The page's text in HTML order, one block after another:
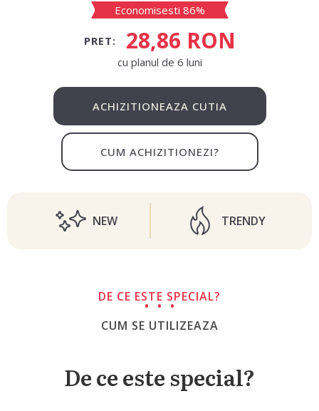
Economisesti 86%
PRET: 28,86 RON
сu planul de 6 luni
ACHIZITIONEAZA CUTIA
CUM ACHIZITIONEZI?
NEW TRENDY
DE CE ESTE SPECIAL?
CUM SE UTILIZEAZA
De ce este special?